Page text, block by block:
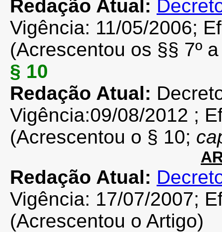
Redação Atual:
Vigência: 11/05/2006;
(Acrescentou os §§ 7º a
§ 10
Redação Atual:
Vigência:09/08/2012 ;
(Acrescentou o § 10;
Redação Atual:
Vigência: 17/07/2007;
(Acrescentou o Artigo)